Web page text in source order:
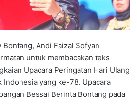
Bontang, Andi Faizal Sofyan
untuk membacakan teks
Upacara Peringatan Hari Ulang
Indonesia yang ke-78. Upacara
Bessai Berinta Bontang pada